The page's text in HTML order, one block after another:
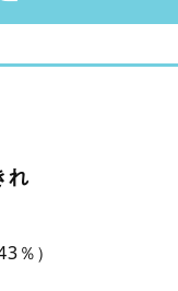
れ
％）